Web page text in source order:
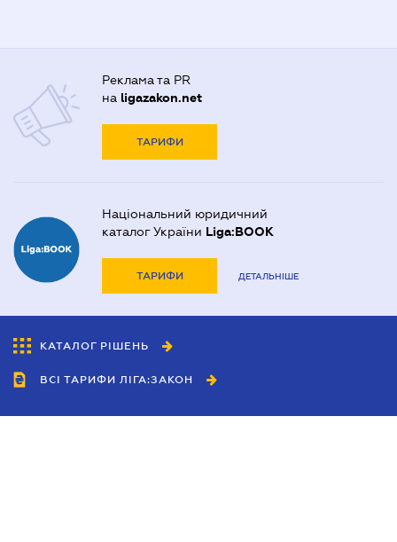
Реклама та PR
на ligazakon.net
ТАРИФИ
Національний юридичний
каталог України Liga:BOOK
ТАРИФИ ДЕТАЛЬНІШЕ
КАТАЛОГ РІШЕНЬ
ВСІ ТАРИФИ ЛІГА:ЗАКОН